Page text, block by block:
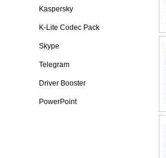
Kaspersky
K-Lite Codec Pack
Skype
Telegram
Driver Booster
PowerPoint